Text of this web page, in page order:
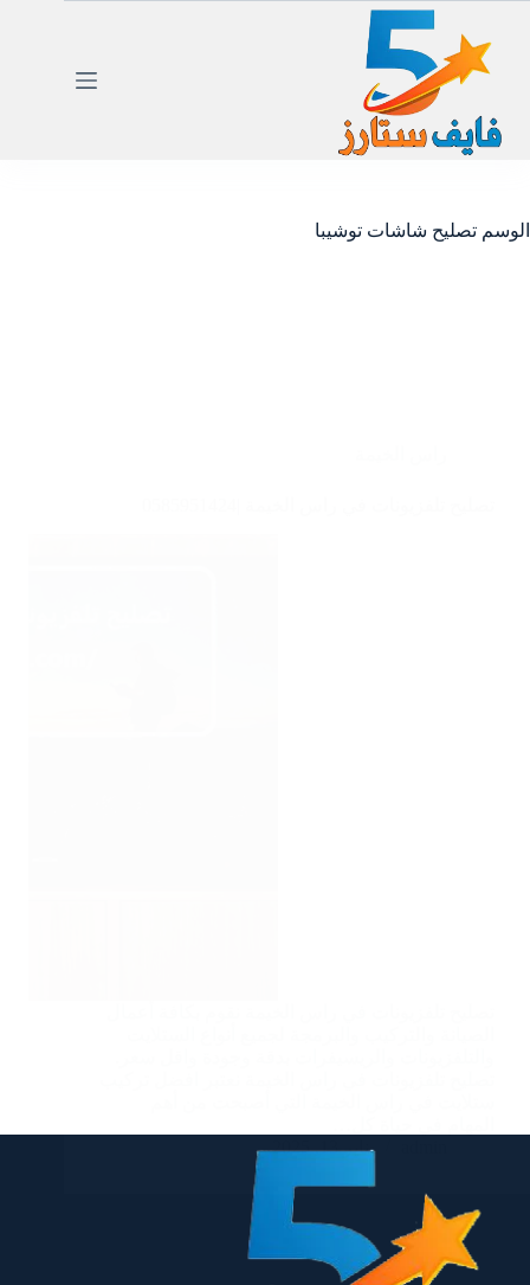
المحتوى
الوسم تصليح شاشات توشيبا
يناير 13, 2025